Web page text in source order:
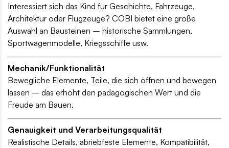
Interessiert sich das Kind für Geschichte, Fahrzeuge,
Architektur oder Flugzeuge? COBI bietet eine große
Auswahl an Bausteinen – historische Sammlungen,
Sportwagenmodelle, Kriegsschiffe usw.
Mechanik/Funktionalität
Bewegliche Elemente, Teile, die sich öffnen und bewegen
lassen – das erhöht den pädagogischen Wert und die
Freude am Bauen.
Genauigkeit und Verarbeitungsqualität
Realistische Details, abriebfeste Elemente, Kompatibilität,